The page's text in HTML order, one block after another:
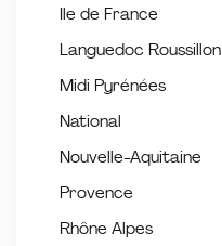
Ile de France
Languedoc Roussillon
Midi Pyrénées
National
Nouvelle-Aquitaine
Provence
Rhône Alpes